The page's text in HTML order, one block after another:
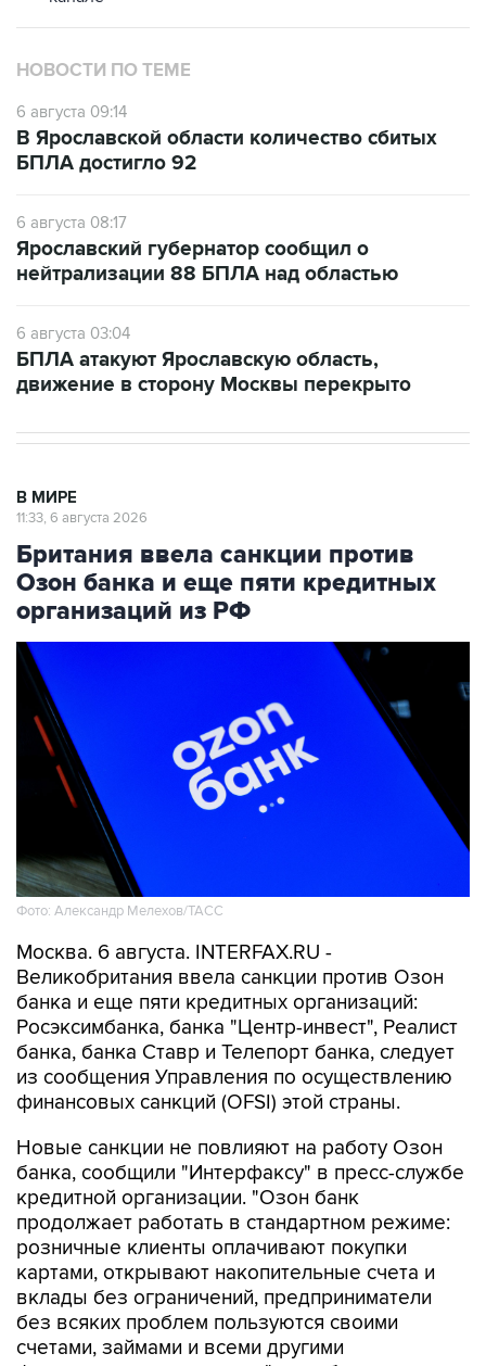
НОВОСТИ ПО ТЕМЕ
6 августа 09:14
БПЛА достигло 92
6 августа 08:17
нейтрализации 88 БПЛА над областью
6 августа 03:04
движение в сторону Москвы перекрыто
Британия ввела санкции против
Озон банка и еще пяти кредитных
организаций из РФ
Фото: Александр Мелехов/ТАСС
Москва. 6 августа. INTERFAX.RU -
банка и еще пяти кредитных организаций:
Росэксимбанка, банка "Центр-инвест", Реалист
банка, банка Ставр и Телепорт банка, следует
из сообщения Управления по осуществлению
финансовых санкций (OFSI) этой страны.
Новые санкции не повлияют на работу Озон
кредитной организации. "Озон банк
продолжает работать в стандартном режиме:
розничные клиенты оплачивают покупки
картами, открывают накопительные счета и
вклады без ограничений, предприниматели
без всяких проблем пользуются своими
счетами, займами и всеми другими
финансовыми продуктами", - сообщил
представитель пресс-службы.